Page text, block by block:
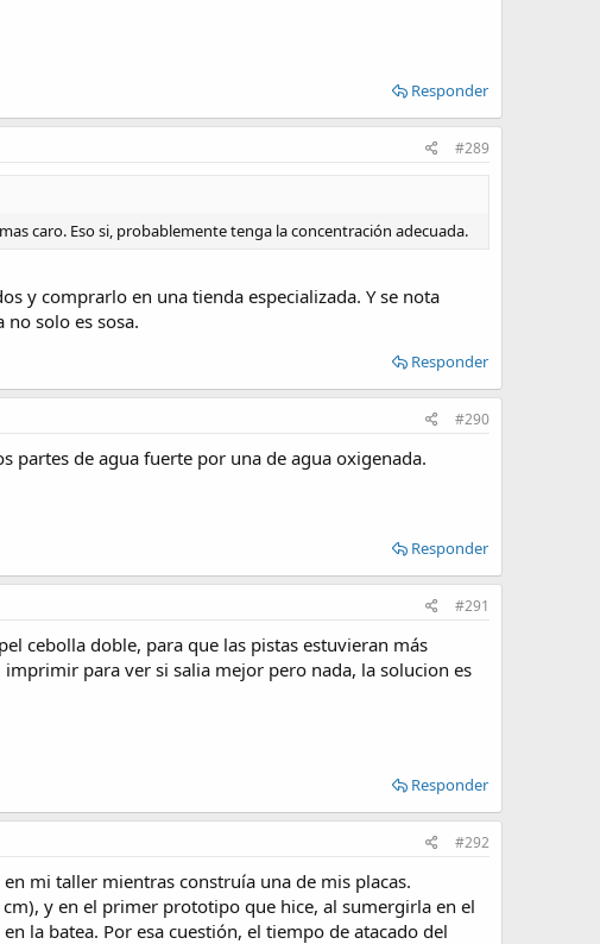
Responder
#289
caro. Eso si, probablemente tenga la concentración adecuada.
y comprarlo en una tienda especializada. Y se nota
solo es sosa.
Responder
#290
partes de agua fuerte por una de agua oxigenada.
Responder
#291
cebolla doble, para que las pistas estuvieran más
para ver si salia mejor pero nada, la solucion es
Responder
#292
mi taller mientras construía una de mis placas.
y en el primer prototipo que hice, al sumergirla en el
la batea. Por esa cuestión, el tiempo de atacado del